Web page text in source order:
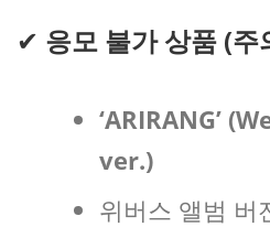
✔ 응모 불가 상품 (주
‘ARIRANG’
ver.)
위버스 앨범 버